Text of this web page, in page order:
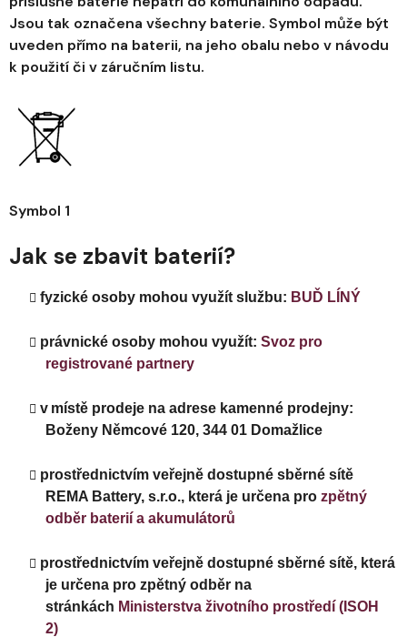
Jsou tak označena všechny baterie. Symbol může být
uveden přímo na baterii, na jeho obalu nebo v návodu
k použití či v záručním listu.
Symbol 1
Jak se zbavit baterií?
fyzické osoby mohou využít službu: BUĎ LÍNÝ
právnické osoby mohou využít: Svoz pro
registrované partnery
v místě prodeje na adrese kamenné prodejny:
Boženy Němcové 120, 344 01 Domažlice
prostřednictvím veřejně dostupné sběrné sítě
REMA Battery, s.r.o., která je určena pro zpětný
odběr baterií a akumulátorů
prostřednictvím veřejně dostupné sběrné sítě, která
je určena pro zpětný odběr na
stránkách Ministerstva životního prostředí (ISOH
2)